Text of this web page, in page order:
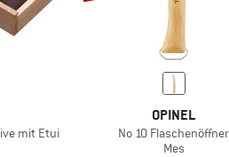
mit Etui
OPINEL
No 10 Flaschenöffner
Mes